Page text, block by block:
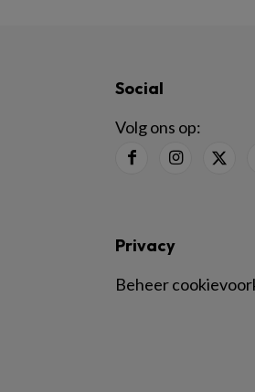
Social
Volg ons op:
Privacy
Beheer